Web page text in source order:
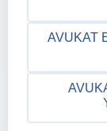
AVUKAT